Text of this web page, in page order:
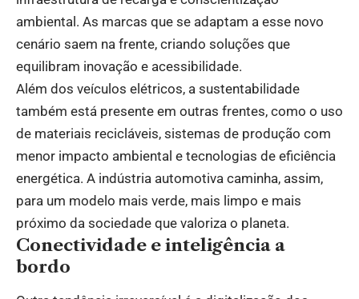
ambiental. As marcas que se adaptam a esse novo
cenário saem na frente, criando soluções que
equilibram inovação e acessibilidade.
Além dos veículos elétricos, a sustentabilidade
também está presente em outras frentes, como o uso
de materiais recicláveis, sistemas de produção com
menor impacto ambiental e tecnologias de eficiência
energética. A indústria automotiva caminha, assim,
para um modelo mais verde, mais limpo e mais
próximo da sociedade que valoriza o planeta.
Conectividade e inteligência a
bordo